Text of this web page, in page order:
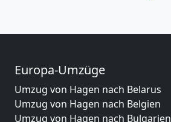
Europa-Umzüge
Umzug von Hagen nach Belarus
Umzug von Hagen nach Belgien
Umzug von Hagen nach Bulgarien